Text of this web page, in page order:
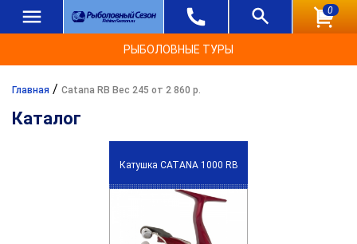
0
РЫБОЛОВНЫЕ ТУРЫ
Главная / Catana RB Вес 245 от 2 860 р.
Каталог
Катушка CATANA 1000 RB